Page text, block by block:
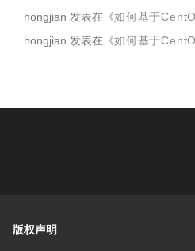
hongjian 发表在《如何基于
hongjian 发表在《如何基于
版权声明